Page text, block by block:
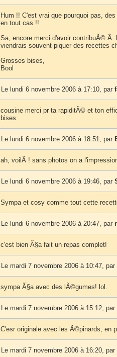
Hum !! C'est vrai que pourquoi pas,
en tout cas !!
Sa, encore merci d'avoir contribuÃ©
viendrais souvent piquer des recettes
Grosses bises,
Bool
Le lundi 6 novembre 2006 à 17:10, par
cousine merci pr ta rapiditÃ© et ton
bises
Le lundi 6 novembre 2006 à 18:51, par
ah, voilÃ ! sans photos on a
Le lundi 6 novembre 2006 à 19:46, par
Sympa et cosy comme tout cette
Le lundi 6 novembre 2006 à 20:47, par
c'est bien Ã§a fait un repas complet!
Le mardi 7 novembre 2006 à 10:47, par
sympa Ã§a avec des lÃ©gumes! lol.
Le mardi 7 novembre 2006 à 15:12, par
C'esr originale avec les Ã©pinards, en
Le mardi 7 novembre 2006 à 16:20, par